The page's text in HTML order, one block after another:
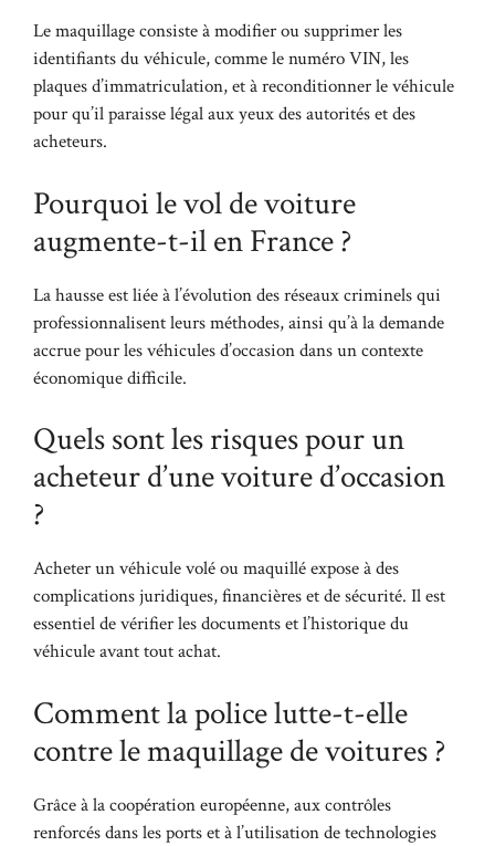
Le maquillage consiste à modifier ou supprimer les
identifiants du véhicule, comme le numéro VIN, les
plaques d’immatriculation, et à reconditionner le véhicule
pour qu’il paraisse légal aux yeux des autorités et des
acheteurs.
Pourquoi le vol de voiture
augmente-t-il en France ?
La hausse est liée à l’évolution des réseaux criminels qui
professionnalisent leurs méthodes, ainsi qu’à la demande
accrue pour les véhicules d’occasion dans un contexte
économique difficile.
Quels sont les risques pour un
acheteur d’une voiture d’occasion
?
Acheter un véhicule volé ou maquillé expose à des
complications juridiques, financières et de sécurité. Il est
essentiel de vérifier les documents et l’historique du
véhicule avant tout achat.
Comment la police lutte-t-elle
contre le maquillage de voitures ?
Grâce à la coopération européenne, aux contrôles
renforcés dans les ports et à l’utilisation de technologies